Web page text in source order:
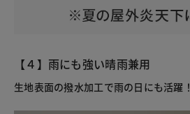
【４】雨にも強い晴雨兼用
生地表面の撥水加工で雨の日にも活躍！